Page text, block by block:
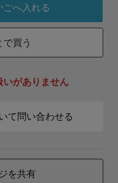
で買う
いがありません
て問い合わせる
を共有